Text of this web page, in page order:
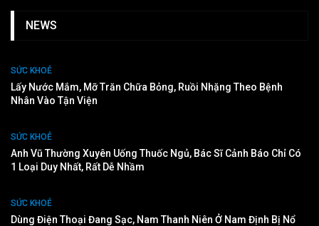
NEWS
SỨC KHOẺ
Lấy Nước Mắm, Mỡ Trăn Chữa Bỏng, Ruồi Nhặng Theo Bệnh
Nhân Vào Tận Viện
SỨC KHOẺ
Anh Vũ Thường Xuyên Uống Thuốc Ngủ, Bác Sĩ Cảnh Báo Chỉ Có
1 Loại Duy Nhất, Rất Dễ Nhầm
SỨC KHOẺ
Dùng Điện Thoại Đang Sạc, Nam Thanh Niên Ở Nam Định Bị Nổ